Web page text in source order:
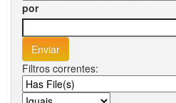
por
Filtros correntes: